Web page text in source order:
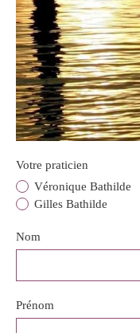
Votre praticien
Véronique Bathilde
Gilles Bathilde
Nom
Prénom